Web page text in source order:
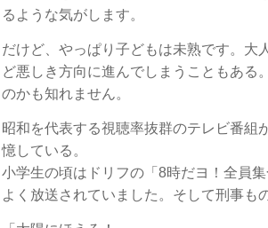
るような気がします。
だけど、やっぱり子どもは未熟です。大
ど悪しき方向に進んでしまうこともある
のかも知れません。
昭和を代表する視聴率抜群のテレビ番組
憶している。
小学生の頃はドリフの「 8時だヨ！全員
よく放送されていました。そして刑事も